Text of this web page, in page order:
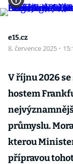
e15.cz
8. července 2025 ·
V říjnu 2026
hostem
průmyslu.
kterou
přípravou